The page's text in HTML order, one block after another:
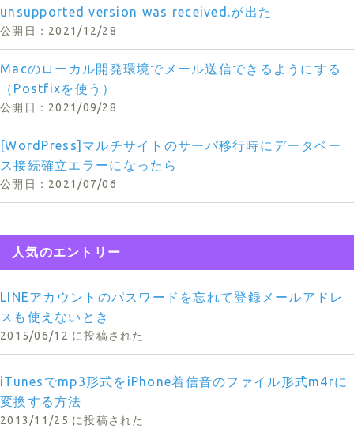
unsupported version was received.が出た
2021/12/28
Macのローカル開発環境でメール送信できるようにする
（Postfixを使う）
2021/09/28
[WordPress]マルチサイトのサーバ移行時にデータベー
ス接続確立エラーになったら
2021/07/06
人気のエントリー
LINEアカウントのパスワードを忘れて登録メールアドレ
スも使えないとき
2015/06/12 に投稿された
iTunesでmp3形式をiPhone着信音のファイル形式m4rに
変換する方法
2013/11/25 に投稿された